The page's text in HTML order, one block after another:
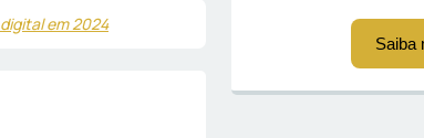
em 2024
Saiba